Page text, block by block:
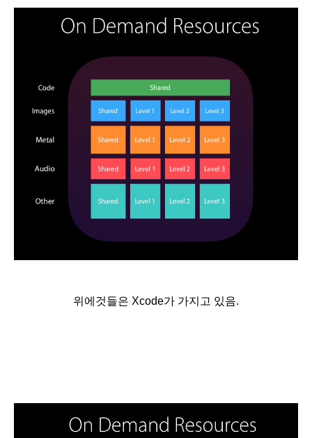
위에것들은 Xcode가 가지고 있음.